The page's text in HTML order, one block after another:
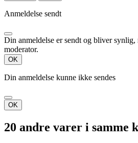
Anmeldelse sendt
Din anmeldelse er sendt og bliver synlig,
moderator.
OK
Din anmeldelse kunne ikke sendes
OK
20 andre varer i samme